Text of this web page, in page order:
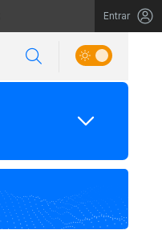
Entrar